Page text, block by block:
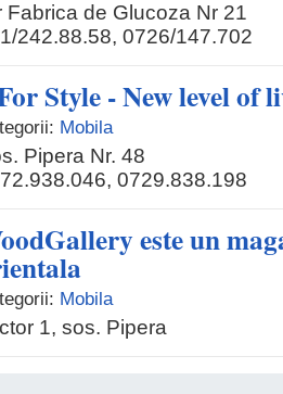
Fabrica de Glucoza Nr 21
242.88.58, 0726/147.702
Style - New level of
Mobila
Pipera Nr. 48
0729.838.198
este un
Mobila
1, sos. Pipera